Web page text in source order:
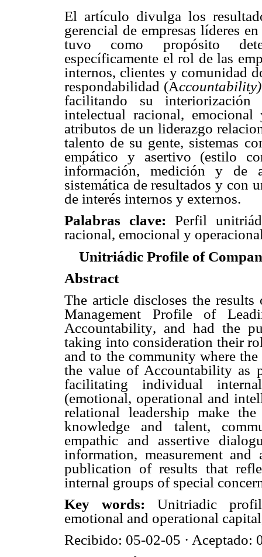
El artículo divulga los
gerencial de empresas líderes
tuvo como propósito
específicamente el rol de las
internos, clientes y comunidad
respondabilidad (A
facilitando su
intelectual racional,
atributos de un liderazgo
talento de su gente, sistemas
empático y asertivo (estilo
información, medición y de
sistemática de resultados y con
de interés internos y externos.
Palabras clave:
Perfil
racional, emocional y
Unitriádic Profile of
Abstract
The article discloses the results
Management Profile of
Accountability, and had the
taking into consideration their
and to the community where
the value of Accountability as
facilitating individual
(emotional, operational and
relational leadership make
knowledge and talent,
empathic and assertive
information, measurement
publication of results that
internal groups of special
Key words:
Unitriadic
emotional and operational
Recibido: 05-02-05 · Aceptado: